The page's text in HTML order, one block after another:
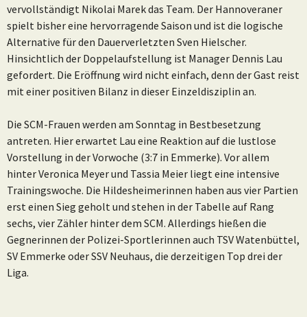
vervollständigt Nikolai Marek das Team. Der Hannoveraner
spielt bisher eine hervorragende Saison und ist die logische
Alternative für den Dauerverletzten Sven Hielscher.
Hinsichtlich der Doppelaufstellung ist Manager Dennis Lau
gefordert. Die Eröffnung wird nicht einfach, denn der Gast reist
mit einer positiven Bilanz in dieser Einzeldisziplin an.
Die SCM-Frauen werden am Sonntag in Bestbesetzung
antreten. Hier erwartet Lau eine Reaktion auf die lustlose
Vorstellung in der Vorwoche (3:7 in Emmerke). Vor allem
hinter Veronica Meyer und Tassia Meier liegt eine intensive
Trainingswoche. Die Hildesheimerinnen haben aus vier Partien
erst einen Sieg geholt und stehen in der Tabelle auf Rang
sechs, vier Zähler hinter dem SCM. Allerdings hießen die
Gegnerinnen der Polizei-Sportlerinnen auch TSV Watenbüttel,
SV Emmerke oder SSV Neuhaus, die derzeitigen Top drei der
Liga.